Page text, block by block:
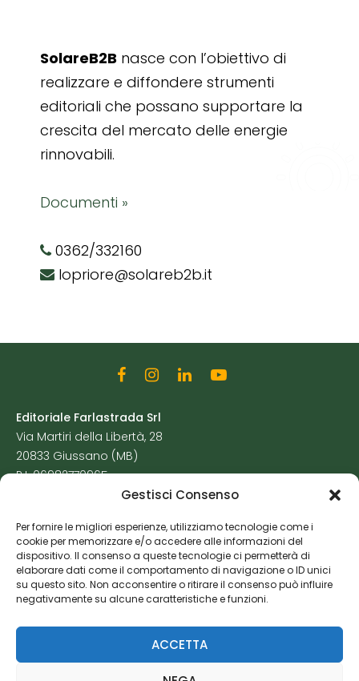
Gestisci Consenso
Per fornire le migliori esperienze, utilizziamo tecnologie come i
cookie per memorizzare e/o accedere alle informazioni del
dispositivo. Il consenso a queste tecnologie ci permetterà di
elaborare dati come il comportamento di navigazione o ID unici
su questo sito. Non acconsentire o ritirare il consenso può influire
negativamente su alcune caratteristiche e funzioni.
ACCETTA
SolareB2B nasce con l’obiettivo di
realizzare e diffondere strumenti
editoriali che possano supportare la
crescita del mercato delle energie
rinnovabili.
Documenti »
0362/332160
lopriore@solareb2b.it
Editoriale Farlastrada Srl
Via Martiri della Libertà, 28
20833 Giussano (MB)
P.I. 06982770965
Cookie Policy
Risorse Aggiuntive